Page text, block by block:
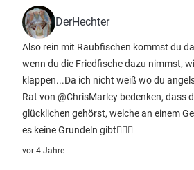
DerHechter
Also rein mit Raubfischen kommst du
wenn du die Friedfische dazu nimmst,
klappen...Da ich nicht weiß wo du
Rat von @ChrisMarley bedenken, dass
glücklichen gehörst, welche an einem
es keine Grundeln gibt🤷🏼‍♂️
vor 4 Jahre